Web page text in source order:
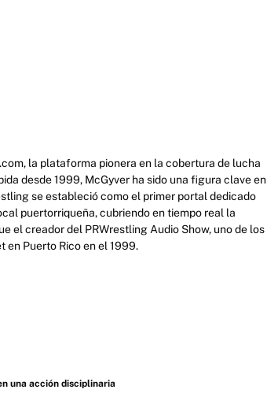
la plataforma pionera en la cobertura de lucha
desde 1999, McGyver ha sido una figura clave en
se estableció como el primer portal dedicado
puertorriqueña, cubriendo en tiempo real la
el creador del PRWrestling Audio Show, uno de los
en Puerto Rico en el 1999.
una acción disciplinaria